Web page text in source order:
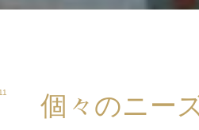
個々のニー